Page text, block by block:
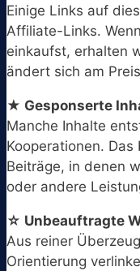
Einige Links auf
Affiliate-Links.
einkaufst, erhalten
ändert sich am
★ Gesponserte
Manche Inhalte
Kooperationen.
Beiträge, in denen
oder andere
☆ Unbeauftragte
Aus reiner
Orientierung